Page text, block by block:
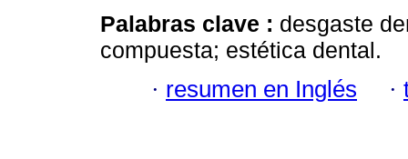
Palabras clave : desgaste
compuesta; estética dental.
· resumen en Inglés ·